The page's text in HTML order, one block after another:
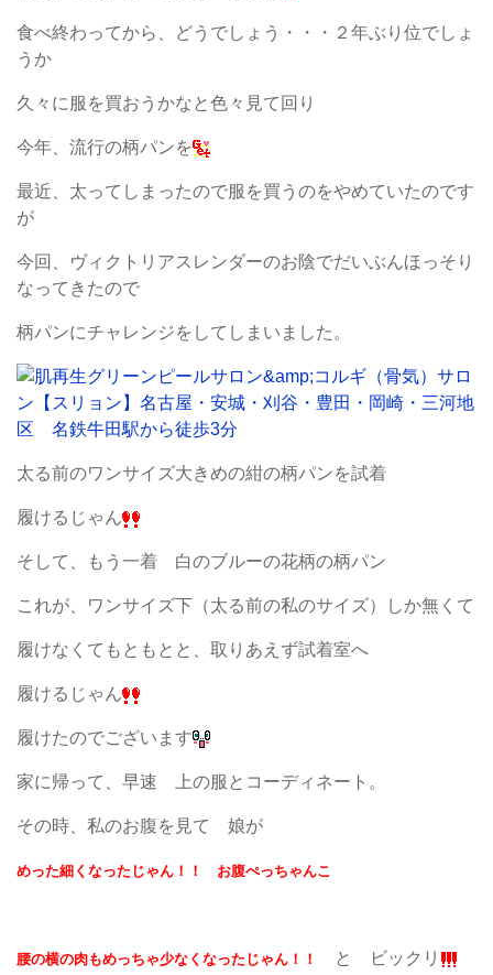
食べ終わってから、どうでしょう・・・２年ぶり位でしょ
うか
久々に服を買おうかなと色々見て回り
今年、流行の柄パンを
最近、太ってしまったので服を買うのをやめていたのです
が
今回、ヴィクトリアスレンダーのお陰でだいぶんほっそり
なってきたので
柄パンにチャレンジをしてしまいました。
太る前のワンサイズ大きめの紺の柄パンを試着
履けるじゃん
そして、もう一着 白のブルーの花柄の柄パン
これが、ワンサイズ下（太る前の私のサイズ）しか無くて
履けなくてもともとと、取りあえず試着室へ
履けるじゃん
履けたのでございます
家に帰って、早速 上の服とコーディネート。
その時、私のお腹を見て 娘が
めった細くなったじゃん！！ お腹ぺっちゃんこ
腰の横の肉もめっちゃ少なくなったじゃん！！ と ビックリ